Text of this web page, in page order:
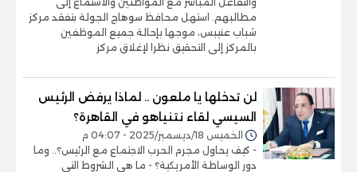
مطالبهم. استهل محافظ سوهاج الجولة بتفقد مركز
شباب عنيبس، موجها بإحالة جميع الموظفين
بالمركز إلى التحقيق نظرا لإغلاق مركز
لن تدخلها يا ملعون .. لماذا يرفض الرئيس
السيسي لقاء نتنياهو في القاهرة؟
الخميس 18/ديسمبر/2025 - 04:07 م
- كيف يحاول مجرم الحرب الاجتماع مع الرئيس؟.. وما
دور الوساطة الأمريكية؟ - ما هي الشروط التي